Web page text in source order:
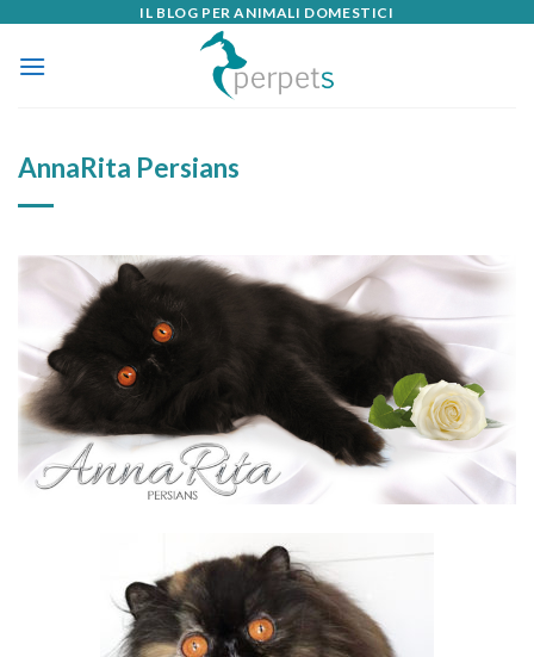
content
IL BLOG PER ANIMALI DOMESTICI
AnnaRita Persians